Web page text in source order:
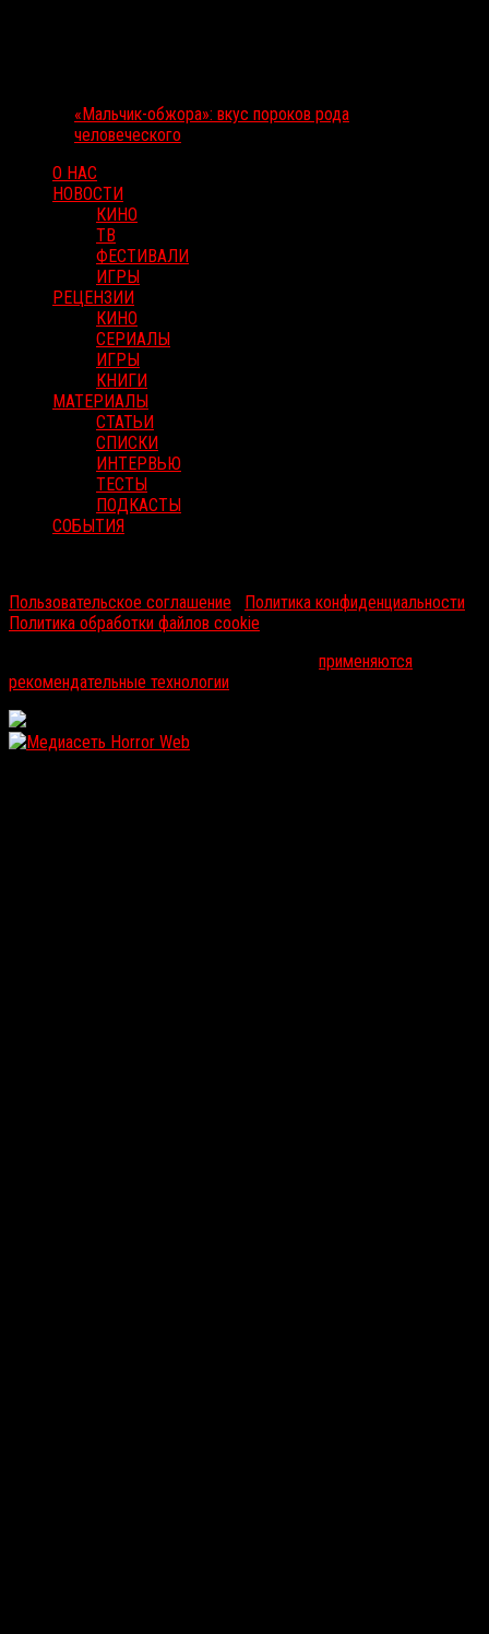
«Мальчик-обжора»: вкус пороков рода
человеческого
О НАС
НОВОСТИ
КИНО
ТВ
ФЕСТИВАЛИ
ИГРЫ
РЕЦЕНЗИИ
КИНО
СЕРИАЛЫ
ИГРЫ
КНИГИ
МАТЕРИАЛЫ
СТАТЬИ
СПИСКИ
ИНТЕРВЬЮ
ТЕСТЫ
ПОДКАСТЫ
СОБЫТИЯ
Пользовательское соглашение
Политика конфиденциальности
Политика обработки файлов cookie
применяются
рекомендательные технологии